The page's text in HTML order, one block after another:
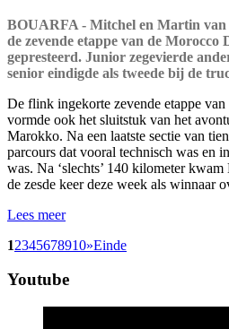
BOUARFA - Mitchel en Martin
de zevende etappe van de Morocco
gepresteerd. Junior zegevierde
senior eindigde als tweede bij de
De flink ingekorte zevende etappe
vormde ook het sluitstuk van het
Marokko. Na een laatste sectie van
parcours dat vooral technisch was en
was. Na ‘slechts’ 140 kilometer
de zesde keer deze week als winnaar
Lees meer
12345678910»Einde
Youtube